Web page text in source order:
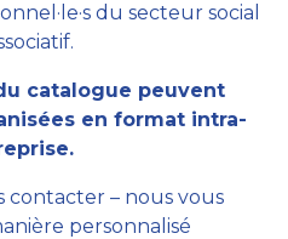
du secteur social
catalogue peuvent
en format intra-
contacter – nous vous
personnalisé